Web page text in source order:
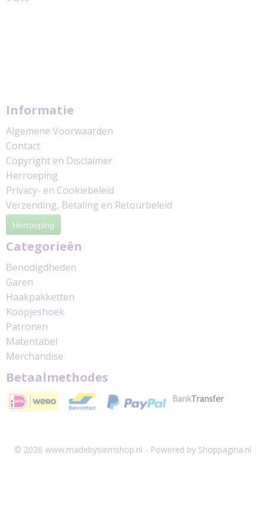
Informatie
Algemene Voorwaarden
Contact
Copyright en Disclaimer
Herroeping
Privacy- en Cookiebeleid
Verzending, Betaling en Retourbeleid
Herroeping
Categorieën
Benodigdheden
Garen
Haakpakketten
Koopjeshoek
Patronen
Matentabel
Merchandise
Betaalmethodes
© 2026 www.madebysiemshop.nl - Powered by Shoppagina.nl